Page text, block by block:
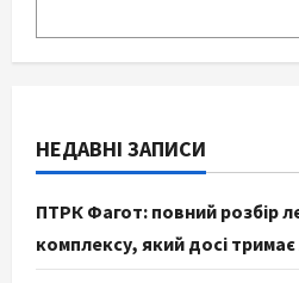
НЕДАВНІ ЗАПИСИ
ПТРК Фагот: повний розбір
комплексу, який досі